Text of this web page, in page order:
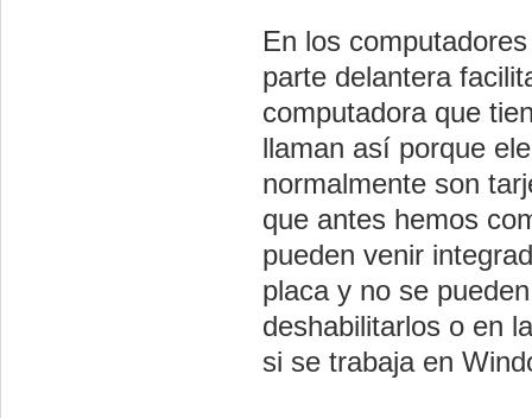
En los
parte delantera
computadora que
llaman así porque
normalmente son
que antes hemos
pueden venir
placa y no se
deshabilitarlos o en
si se trabaja en